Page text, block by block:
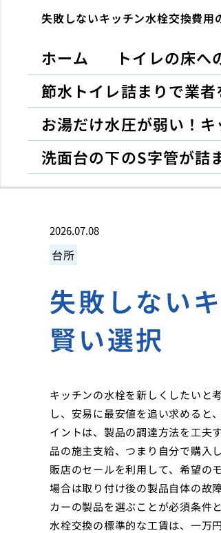
失敗しないキッチン水栓交換費用
ホーム
トイレの床
節水トイレ詰まりで業
お湯だけ水圧が弱い！
洗面台の下のS字管が詰
2026.07.08
台所
失敗しない
賢い選択
キッチンの水栓を新しくしたいと
し、安易に最安値を追い求めると
イントは、製品の調達方法を工夫
品の施主支給、つまり自分で購入
販店のセールを利用して、希望の
場合は取り付け後の製品自体の故
カーの製品を選ぶことが必須条件
水栓交換の標準的な工賃は、一万